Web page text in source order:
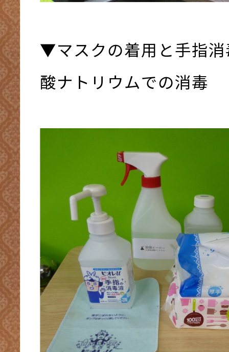
▼マスクの着用と手指
酸ナトリウムでの消毒